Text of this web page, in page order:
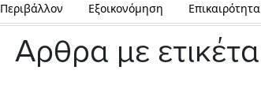
Περιβάλλον Εξοικονόμηση Επικαιρότητα
Αρθρα με ετικέτα